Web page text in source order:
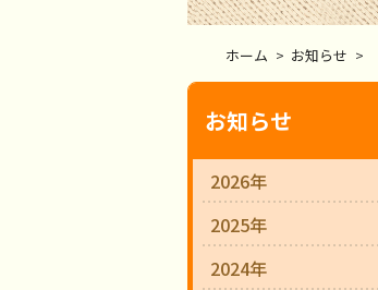
ホーム > お知らせ >
お知らせ
2026年
2025年
2024年